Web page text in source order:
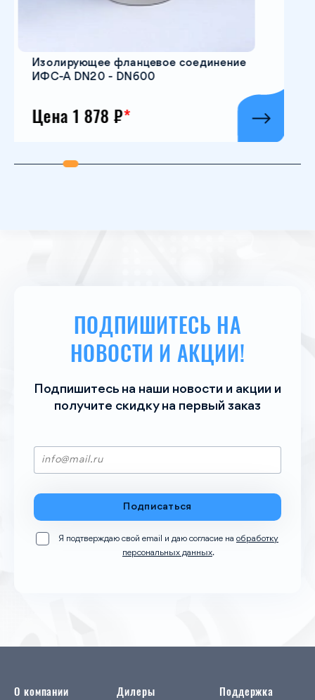
фланцевое соединение
DN20 - DN600
1 878 ₽*
ПОДПИШИТЕСЬ НА
НОВОСТИ И АКЦИИ!
Подпишитесь на наши новости и акции и
получите скидку на пеpвый заказ
Подписаться
Я подтверждаю свой email и даю согласие на обработку
персональных данных.
О компании Дилеры Поддержка